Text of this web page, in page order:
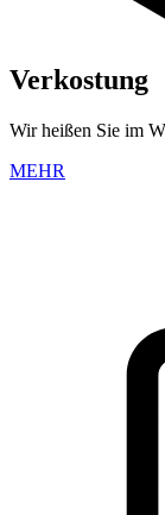
Verkostung
Wir heißen Sie im
MEHR